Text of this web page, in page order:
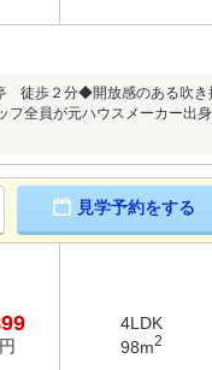
歩２分◆開放感のある吹き
全員が元ハウスメーカー出
見学予約をする
4LDK
98m2